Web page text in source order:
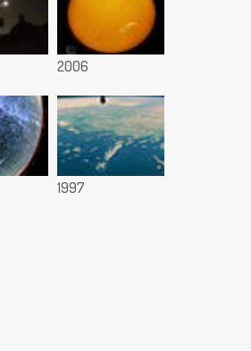
2006
1997